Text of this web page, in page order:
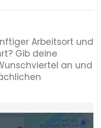
Arbeitsort und
Gib deine
an und